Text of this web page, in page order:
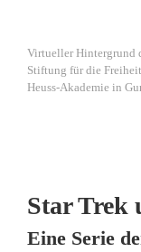
Virtueller Hintergrund
Stiftung für die
Heuss-Akademie in
Star Trek
Eine Serie